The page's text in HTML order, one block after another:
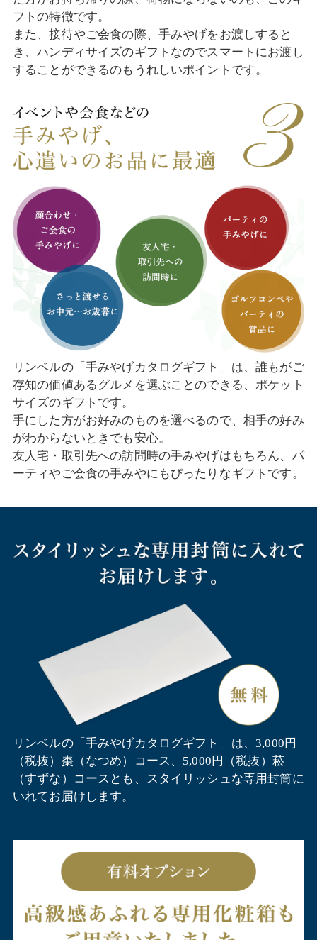
フトの特徴です。
また、接待やご会食の際、手みやげをお渡しすると
き、ハンディサイズのギフトなのでスマートにお渡し
することができるのもうれしいポイントです。
リンベルの「手みやげカタログギフト」は、誰もがご
存知の価値あるグルメを選ぶことのできる、ポケット
サイズのギフトです。
手にした方がお好みのものを選べるので、相手の好み
がわからないときでも安心。
友人宅・取引先への訪問時の手みやげはもちろん、パ
ーティやご会食の手みやにもぴったりなギフトです。
リンベルの「手みやげカタログギフト」は、3,000円
（税抜）棗（なつめ）コース、5,000円（税抜）菘
（すずな）コースとも、スタイリッシュな専用封筒に
いれてお届けします。